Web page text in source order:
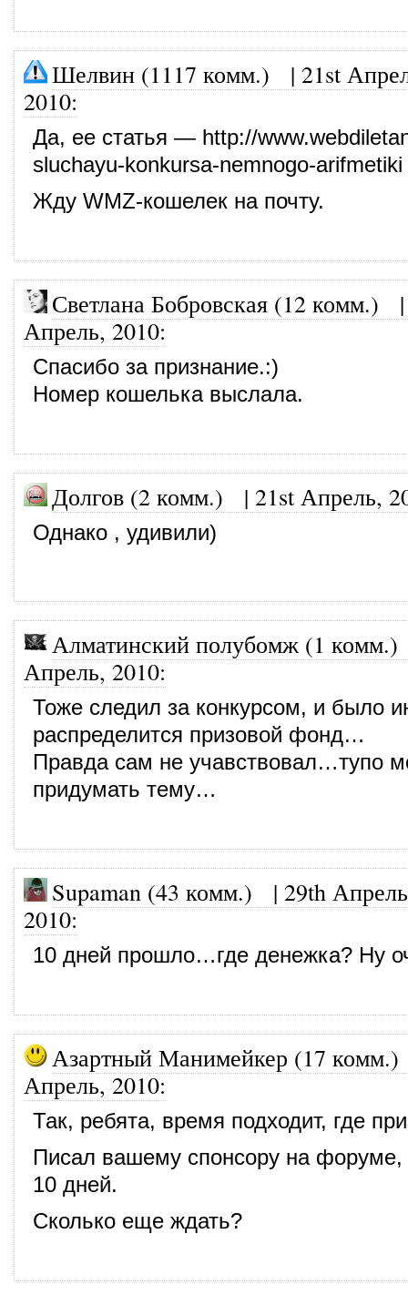
Шелвин (1117 комм.) | 21st
2010:
Да, ее статья — http://
sluchayu-konkursa-nemnogo-arifmetiki
Жду WMZ-кошелек на почту.
Светлана Бобровская (12 комм.)
Апрель, 2010:
Спасибо за признание.:)
Номер кошелька выслала.
Долгов (2 комм.) | 21st Апрель,
Однако , удивили)
Алматинский полубомж (1 комм.)
Апрель, 2010:
Тоже следил за конкурсом, и было
распределится призовой фонд…
Правда сам не учавствовал…тупо
придумать тему…
Supaman (43 комм.) | 29th
2010:
10 дней прошло…где денежка? Ну
Азартный Манимейкер (17 комм.)
Апрель, 2010:
Так, ребята, время подходит, где
Писал вашему спонсору на форуме,
10 дней.
Сколько еще ждать?